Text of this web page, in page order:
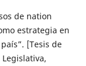
de nation
estrategia en
[Tesis de